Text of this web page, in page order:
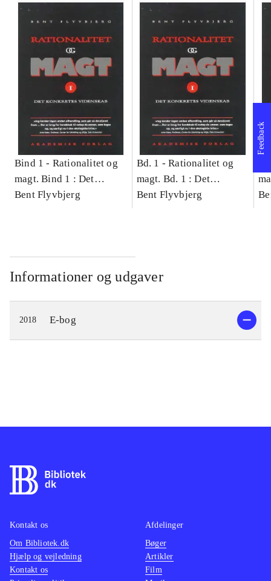
Bind 1 - Rationalitet og
magt. Bind 1 : Det
konkretes videnskab
Bent Flyvbjerg
Bd. 1 -Rationalitet og
magt. Bd. 1 : Det
konkretes videnskab
Bent Flyvbjerg
Informationer og udgaver
2018 E-bog
Feedback
Kontakt os
Om Bibliotek.dk
Hjælp og vejledning
Kontakt os
Afdelinger
Bøger
Artikler
Film